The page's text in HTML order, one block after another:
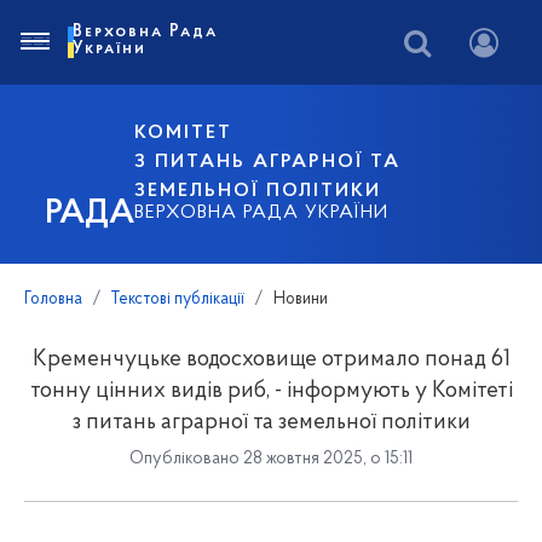
РАДА
КОМІТЕТ
З ПИТАНЬ АГРАРНОЇ ТА
ЗЕМЕЛЬНОЇ ПОЛІТИКИ
ВЕРХОВНА РАДА УКРАЇНИ
Верховна Рада
України
Головна Текстові публікації Новини
Кременчуцьке водосховище отримало понад 61
тонну цінних видів риб, - інформують у Комітеті
з питань аграрної та земельної політики
Опубліковано 28 жовтня 2025, о 15:11